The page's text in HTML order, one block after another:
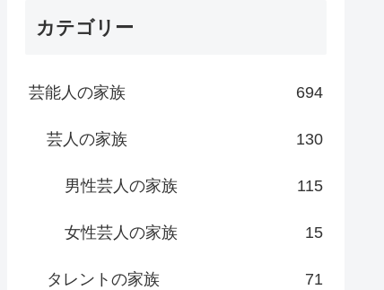
カテゴリー
芸能人の家族 694
芸人の家族 130
男性芸人の家族 115
女性芸人の家族 15
タレントの家族 71